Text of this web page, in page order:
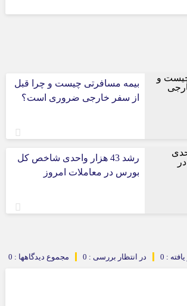
بیمه مسافرتی چیست و چرا قبل
از سفر خارجی ضروری است؟
رشد 43 هزار واحدی شاخص کل
بورس در معاملات امروز
مجموع دیدگاهها : 0 در انتظار بررسی : 0 : 0